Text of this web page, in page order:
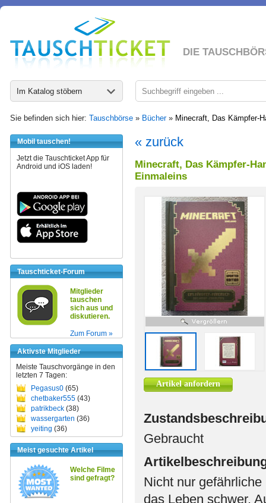
DIE
Im Katalog stöbern
Sie befinden sich hier: Tauschbörse » Bücher» Minecraft, Das Kämpfer-
Mobil tauschen!
Jetzt die Tauschticket App für
Android und iOS laden!
Tauschticket-Forum
Mitglieder
tauschen
sich aus und
diskutieren.
Zum Forum »
Aktivste Mitglieder
Meiste Tauschvorgänge in den
letzten 7 Tagen:
Pegasus0 (65)
chetbaker555 (43)
patrikbeck (38)
wassergarten (36)
yeiting (36)
Meist gesuchte Artikel
Welche Filme
sind gefragt?
« zurück
Minecraft, Das Kämpfer-
Einmaleins
Artikel anfordern
Gebraucht
Nicht nur
das Leben schwer.